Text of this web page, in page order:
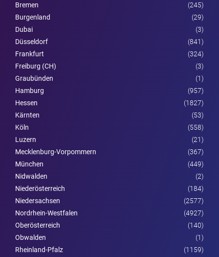
Bremen
(245)
Burgen­land
(29)
Dubai
(3)
Düsseldorf
(841)
Frankfurt
(324)
Freiburg (CH)
(3)
Graubünden
(1)
Hamburg
(957)
Hessen
(1827)
Kärnten
(53)
Köln
(558)
Luzern
(21)
Mecklenburg-Vorpommern
(367)
München
(449)
Nidwalden
(2)
Nieder­österreich
(184)
Niedersachsen
(2577)
Nordrhein-Westfalen
(4927)
Ober­österreich
(140)
Obwalden
(1)
Rheinland-Pfalz
(1159)